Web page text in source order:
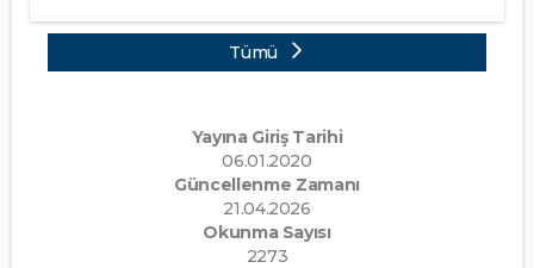
Tümü
Yayına Giriş Tarihi
06.01.2020
Güncellenme Zamanı
21.04.2026
Okunma Sayısı
2273